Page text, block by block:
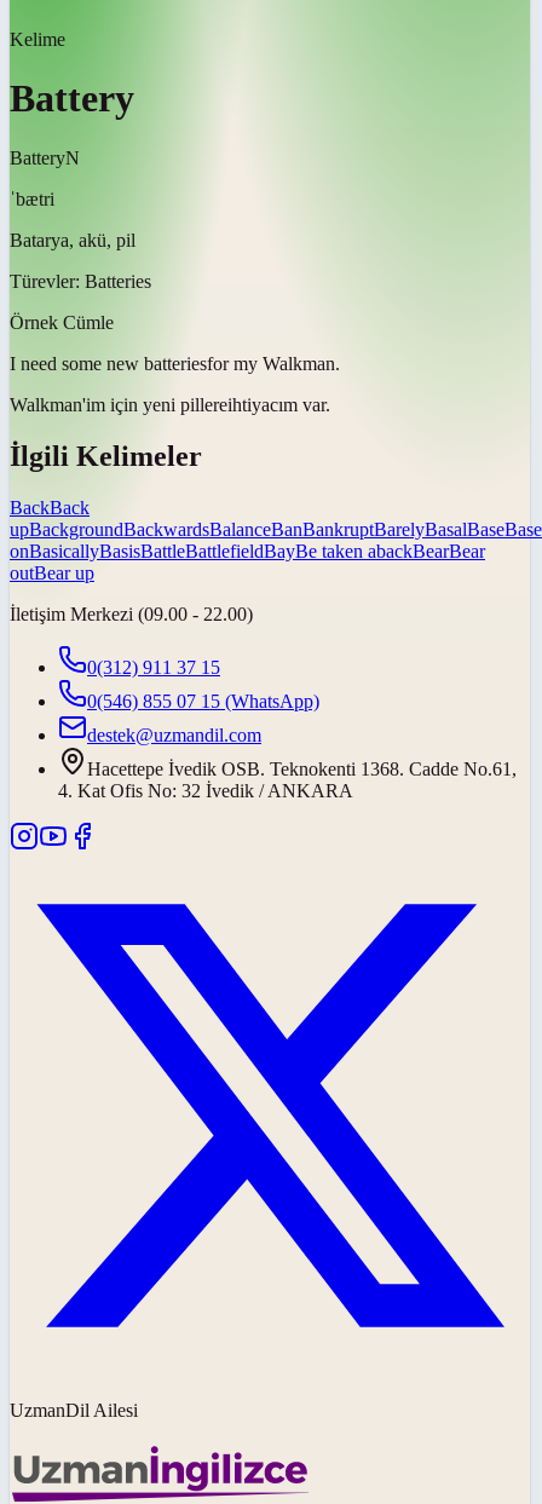
Kelime
Battery
BatteryN
ˈbætri
Batarya, akü, pil
Türevler: Batteries
Örnek Cümle
I need some new batteriesfor my Walkman.
Walkman'im için yeni pillereihtiyacım var.
İlgili Kelimeler
BackBack
upBackgroundBackwardsBalanceBanBankruptBarelyBasalBaseBase
onBasicallyBasisBattleBattlefieldBayBe taken abackBearBear
outBear up
İletişim Merkezi (09.00 - 22.00)
0(312) 911 37 15
0(546) 855 07 15 (WhatsApp)
destek@uzmandil.com
Hacettepe İvedik OSB. Teknokenti 1368. Cadde No.61,
4. Kat Ofis No: 32 İvedik / ANKARA
UzmanDil Ailesi